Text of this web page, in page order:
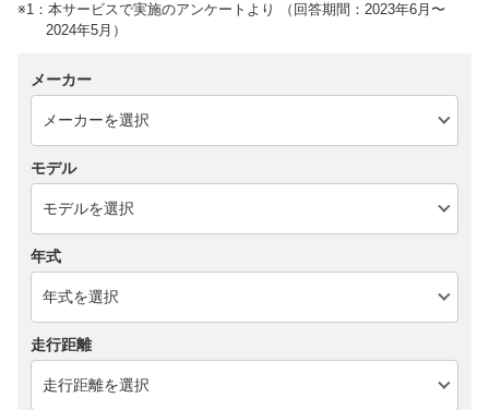
※1：本サービスで実施のアンケートより （回答期間：2023年6月〜
2024年5月）
メーカー
モデル
年式
走行距離